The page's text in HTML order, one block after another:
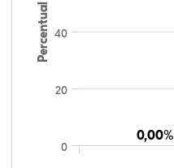
Percentual
0,00%
0,00%
0
20
40